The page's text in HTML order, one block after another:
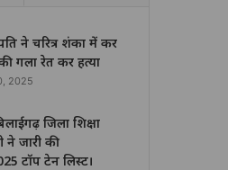
ने चरित्र शंका में कर
गला रेत कर हत्या
2025
जिला शिक्षा
ने जारी की
टॉप टेन लिस्ट।